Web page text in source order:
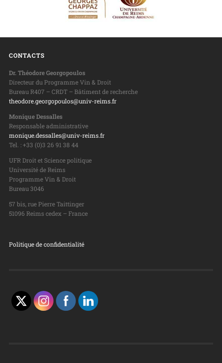
CONTACTS
Dr. Théodore Georgopoulos
Directeur du Programme Vin & Droit
Bureau R407 – CRDT – Bâtiment de recherche
theodore.georgopoulos@univ-reims.fr
Monique Dessalles
Responsable administrative
monique.dessalles@univ-reims.fr
Tel. : +33 (0)3 26 91 38 44
UFR Droit et Science politique
Université de Reims
Programme Vin & Droit
Bureau 3046
57 bis, rue Pierre Taittinger
51096 Reims cedex – France
Politique de confidentialité